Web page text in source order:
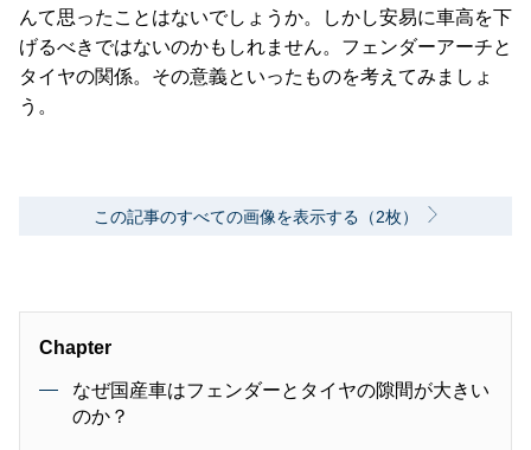
んて思ったことはないでしょうか。しかし安易に車高を下
げるべきではないのかもしれません。フェンダーアーチと
タイヤの関係。その意義といったものを考えてみましょ
う。
この記事のすべての画像を表示する（2枚）
Chapter
なぜ国産車はフェンダーとタイヤの隙間が大きい
のか？